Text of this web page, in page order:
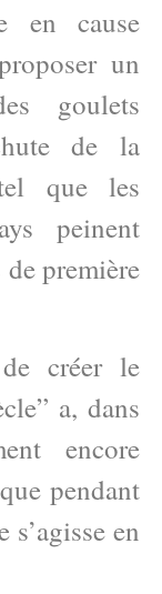
en cause
un
goulets
de la
que les
peinent
première
créer le
a, dans
encore
pendant
en